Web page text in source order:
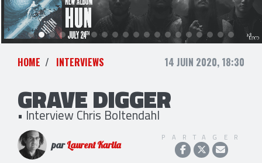
HOME INTERVIEWS 14 JUIN 2020, 18:30
GRAVE DIGGER
• Interview Chris Boltendahl
parLaurent Karila
PARTAGER